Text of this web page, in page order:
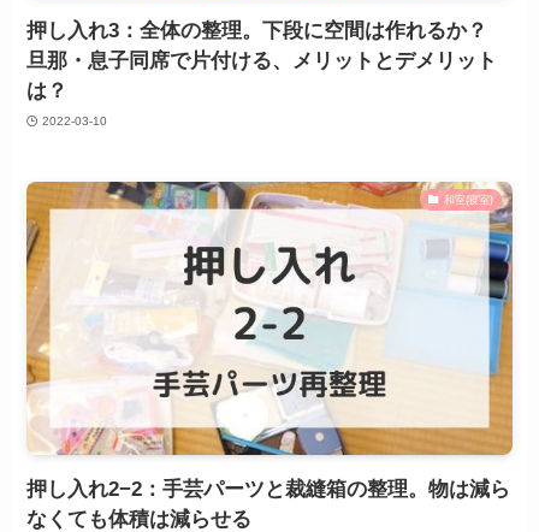
押し入れ3：全体の整理。下段に空間は作れるか？
旦那・息子同席で片付ける、メリットとデメリット
は？
2022-03-10
和室(寝室)
押し入れ2−2：手芸パーツと裁縫箱の整理。物は減ら
なくても体積は減らせる